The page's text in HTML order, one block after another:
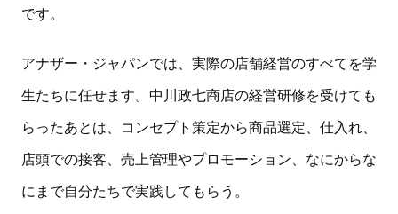
です。
アナザー・ジャパンでは、実際の店舗経営のすべてを学
生たちに任せます。中川政七商店の経営研修を受けても
らったあとは、コンセプト策定から商品選定、仕入れ、
店頭での接客、売上管理やプロモーション、なにからな
にまで自分たちで実践してもらう。